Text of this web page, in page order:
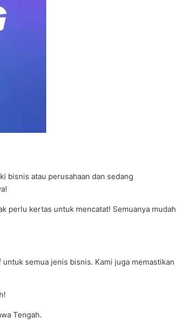
bisnis atau perusahaan dan sedang
perlu kertas untuk mencatat! Semuanya mudah
semua jenis bisnis. Kami juga memastikan
Tengah.